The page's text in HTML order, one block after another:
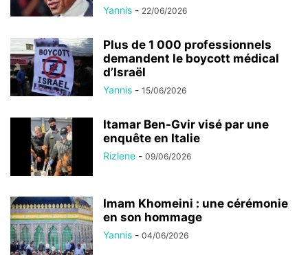
Yannis - 22/06/2026
Plus de 1 000 professionnels
demandent le boycott médical
d’Israël
Yannis - 15/06/2026
Itamar Ben-Gvir visé par une
enquête en Italie
Rizlene - 09/06/2026
Imam Khomeini : une cérémonie
en son hommage
Yannis - 04/06/2026